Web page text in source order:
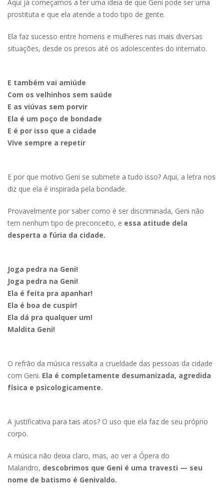
Aqui já começamos a ter uma ideia de que Geni pode ser uma
prostituta e que ela atende a todo tipo de gente.
Ela faz sucesso entre homens e mulheres nas mais diversas
situações, desde os presos até os adolescentes do internato.
E também vai amiúde
Com os velhinhos sem saúde
E as viúvas sem porvir
Ela é um poço de bondade
E é por isso que a cidade
Vive sempre a repetir
E por que motivo Geni se submete a tudo isso? Aqui, a letra nos
diz que ela é inspirada pela bondade.
Provavelmente por saber como é ser discriminada, Geni não
tem nenhum tipo de preconceito, e essa atitude dela
desperta a fúria da cidade.
Joga pedra na Geni!
Joga pedra na Geni!
Ela é feita pra apanhar!
Ela é boa de cuspir!
Ela dá pra qualquer um!
Maldita Geni!
O refrão da música ressalta a crueldade das pessoas da cidade
com Geni. Ela é completamente desumanizada, agredida
física e psicologicamente.
A justificativa para tais atos? O uso que ela faz de seu próprio
corpo.
A música não deixa claro, mas, ao ver a Ópera do
Malandro, descobrimos que Geni é uma travesti — seu
nome de batismo é Genivaldo.